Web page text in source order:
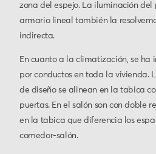
zona del espejo. La iluminación del
armario lineal también la
indirecta.
En cuanto a la climatización, se
por conductos en toda la vivienda.
de diseño se alinean en la tabica
puertas. En el salón son con doble
en la tabica que diferencia los
comedor-salón.